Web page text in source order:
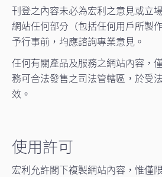
刊登之內容未必為宏利之意見或立
網站任何部分（包括任何用戶所製
予行事前，均應諮詢專業意見。
任何有關產品及服務之網站內容，
務可合法發售之司法管轄區，於受
效。
使用許可
宏利允許閣下複製網站內容，惟僅